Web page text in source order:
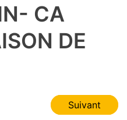
CA
DE
Suivant